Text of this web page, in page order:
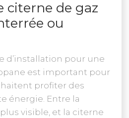
citerne de gaz
ou
d’installation pour une
est important pour
profiter des
énergie. Entre la
visible, et la citerne